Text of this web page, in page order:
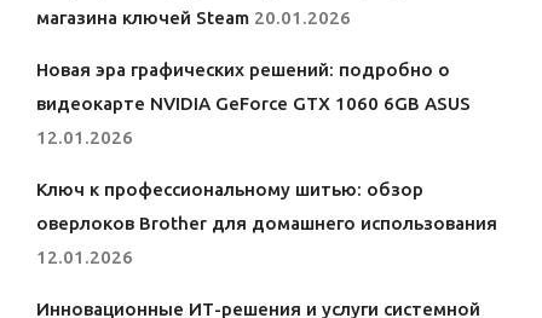
магазина ключей Steam 20.01.2026
Новая эра графических решений: подробно о
видеокарте NVIDIA GeForce GTX 1060 6GB ASUS
12.01.2026
Ключ к профессиональному шитью: обзор
оверлоков Brother для домашнего использования
12.01.2026
Инновационные ИТ-решения и услуги системной